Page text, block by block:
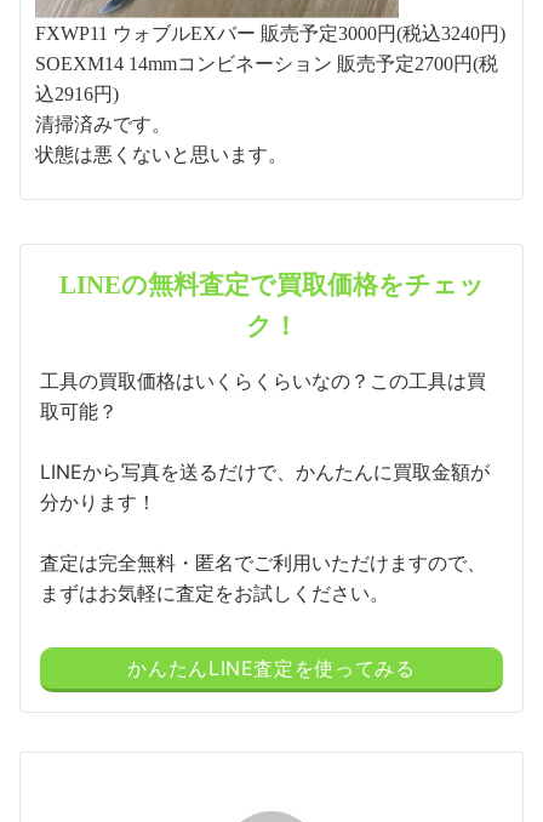
FXWP11 ウォブルEXバー 販売予定3000円(税込3240円)
SOEXM14 14mmコンビネーション 販売予定2700円(税
込2916円)
清掃済みです。
状態は悪くないと思います。
LINEの無料査定で買取価格をチェッ
ク！
工具の買取価格はいくらくらいなの？この工具は買
取可能？
LINEから写真を送るだけで、かんたんに買取金額が
分かります！
査定は完全無料・匿名でご利用いただけますので、
まずはお気軽に査定をお試しください。
かんたんLINE査定を使ってみる